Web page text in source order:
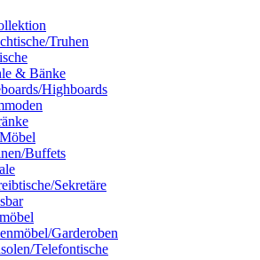
Truhen
& Bänke
Highboards
Buffets
Sekretäre
Garderoben
Telefontische